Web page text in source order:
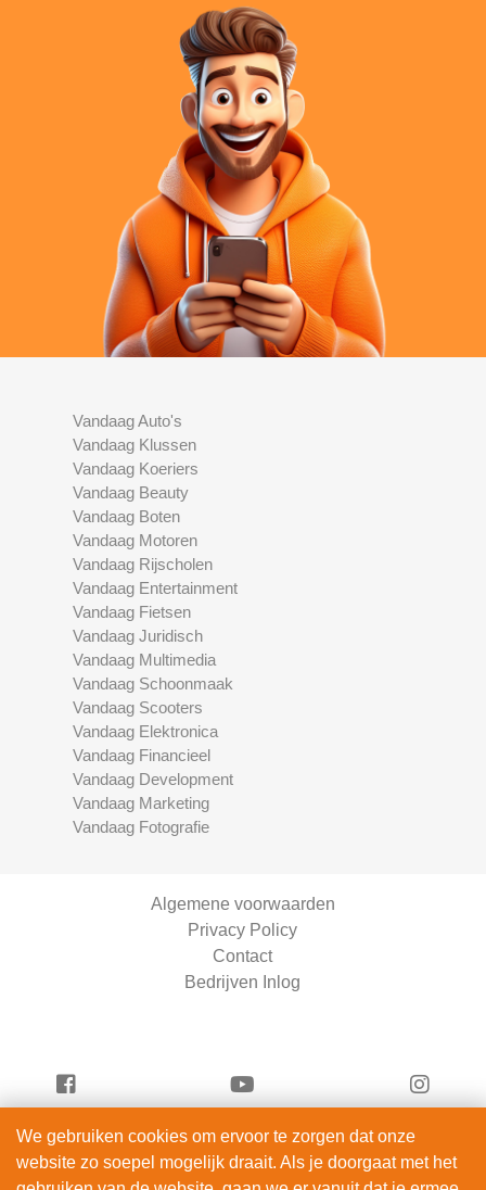
Vandaag Auto's
Vandaag Klussen
Vandaag Koeriers
Vandaag Beauty
Vandaag Boten
Vandaag Motoren
Vandaag Rijscholen
Vandaag Entertainment
Vandaag Fietsen
Vandaag Juridisch
Vandaag Multimedia
Vandaag Schoonmaak
Vandaag Scooters
Vandaag Elektronica
Vandaag Financieel
Vandaag Development
Vandaag Marketing
Vandaag Fotografie
Algemene voorwaarden
Privacy Policy
Contact
Bedrijven Inlog
Serviceright Schoonmaak is onderdeel van
ServiceRight B.V. | KVK 90914872
We gebruiken cookies om ervoor te zorgen dat onze
website zo soepel mogelijk draait. Als je doorgaat met het